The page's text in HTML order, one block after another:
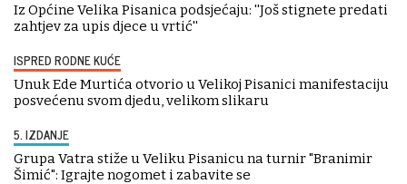
Iz Općine Velika Pisanica podsjećaju: ''Još stignete predati
zahtjev za upis djece u vrtić''
ISPRED RODNE KUĆE
Unuk Ede Murtića otvorio u Velikoj Pisanici manifestaciju
posvećenu svom djedu, velikom slikaru
5. IZDANJE
Grupa Vatra stiže u Veliku Pisanicu na turnir "Branimir
Šimić": Igrajte nogomet i zabavite se